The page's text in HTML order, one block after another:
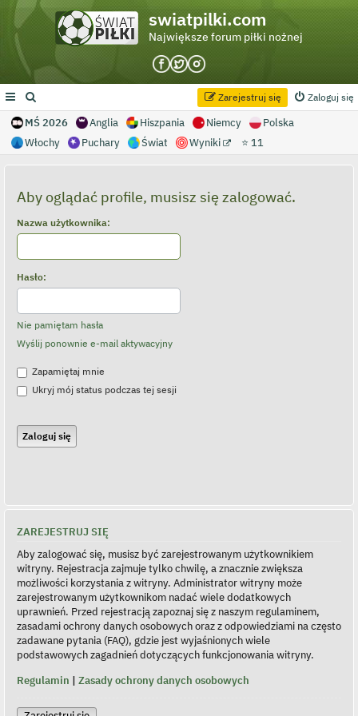
swiatpilki.com
Największe forum piłki nożnej
Zaloguj się
Zarejestruj się
MŚ 2026 Anglia Hiszpania Niemcy
Polska
Włochy
Puchary Świat Wyniki ⭐ 11
Aby oglądać profile, musisz się zalogować.
Nazwa użytkownika:
Hasło:
Nie pamiętam hasła
Wyślij ponownie e-mail aktywacyjny
Zapamiętaj mnie
Ukryj mój status podczas tej sesji
ZAREJESTRUJ SIĘ
Aby zalogować się, musisz być zarejestrowanym użytkownikiem
witryny. Rejestracja zajmuje tylko chwilę, a znacznie zwiększa
możliwości korzystania z witryny. Administrator witryny może
zarejestrowanym użytkownikom nadać wiele dodatkowych
uprawnień. Przed rejestracją zapoznaj się z naszym regulaminem,
zasadami ochrony danych osobowych oraz z odpowiedziami na często
zadawane pytania (FAQ), gdzie jest wyjaśnionych wiele
podstawowych zagadnień dotyczących funkcjonowania witryny.
Regulamin | Zasady ochrony danych osobowych